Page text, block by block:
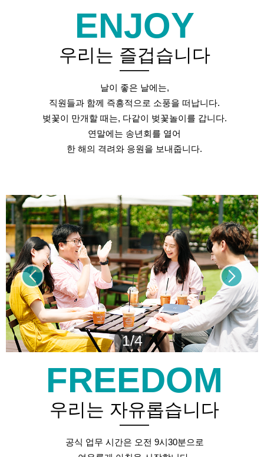
ENJOY
우리는 즐겁습니다
날이 좋은 날에는,
직원들과 함께 즉흥적으로 소풍을 떠납니다.
벚꽃이 만개할 때는, 다같이 벚꽃놀이를 갑니다.
연말에는 송년회를 열어
한 해의 격려와 응원을 보내줍니다.
1/4
FREEDOM
우리는 자유롭습니다
공식 업무 시간은 오전 9시30분으로